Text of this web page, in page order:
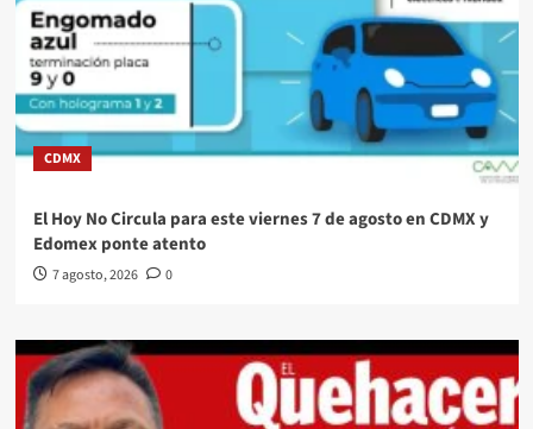
CDMX
El Hoy No Circula para este viernes 7 de agosto en CDMX y
Edomex ponte atento
7 agosto, 2026 0